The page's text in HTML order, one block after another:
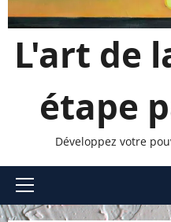
L'art de
étape
Développez votre
Menu
principal